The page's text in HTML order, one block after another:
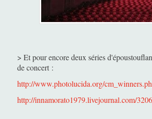
> Et pour encore deux séries
de concert :
http://www.photolucida.org/
http://innamorato1979.livejournal.com/